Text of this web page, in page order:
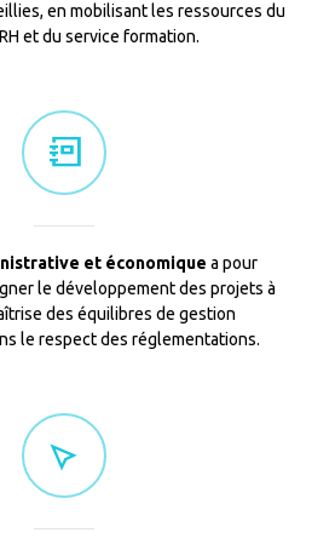
en mobilisant les ressources du
et du service formation.
et économique a pour
le développement des projets à
des équilibres de gestion
le respect des réglementations.